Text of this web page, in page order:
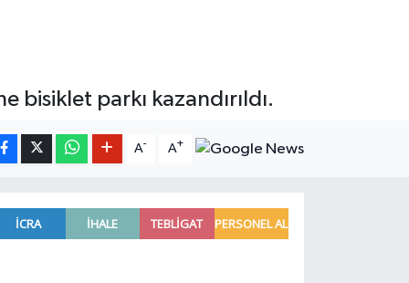
parkı kazandırıldı.
A- A+